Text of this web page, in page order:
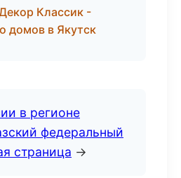
Классик -
домов в Якутск
в регионе
федеральный
страница →